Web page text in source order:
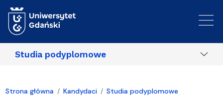
Studia podyplomowe
Strona główna Kandydaci
Studia podyplomowe